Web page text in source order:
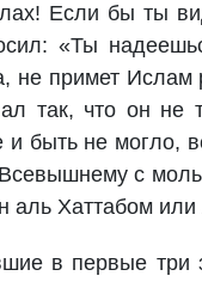
Если бы ты
«Ты
не примет
так, что он не
быть не могло,
с
аль Хаттабом
в первые три